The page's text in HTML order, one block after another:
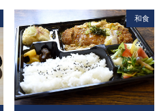
和食